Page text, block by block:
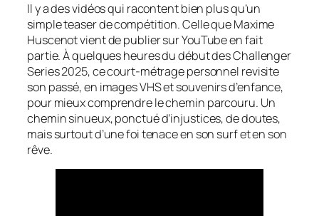
Il y a des vidéos qui racontent bien plus qu’un
simple teaser de compétition. Celle que Maxime
Huscenot vient de publier sur YouTube en fait
partie. À quelques heures du début des Challenger
Series 2025, ce court-métrage personnel revisite
son passé, en images VHS et souvenirs d’enfance,
pour mieux comprendre le chemin parcouru. Un
chemin sinueux, ponctué d’injustices, de doutes,
mais surtout d’une foi tenace en son surf et en son
rêve.